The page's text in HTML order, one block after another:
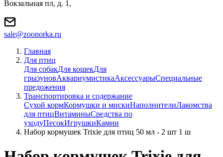
Вокзальная пл, д. 1,
sale@zoonorka.ru
Главная
Для птиц
Для собакДля кошекДля
грызуновАквариумистикаАксессуарыСпециальные
предожения
Транспортировка и содержание
Сухой кормКормушки и мискиНаполнителиЛакомства
для птицВитаминыСредства по
уходуПесокИгрушкиКамни
Набор кормушек Trixie для птиц 50 мл - 2 шт 1 ш